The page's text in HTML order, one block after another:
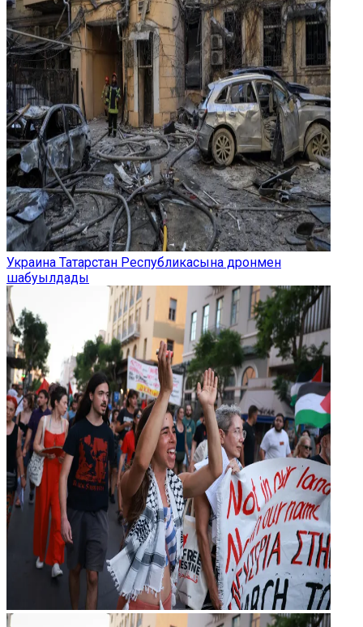
Украина Татарстан Республикасына дронмен
шабуылдады